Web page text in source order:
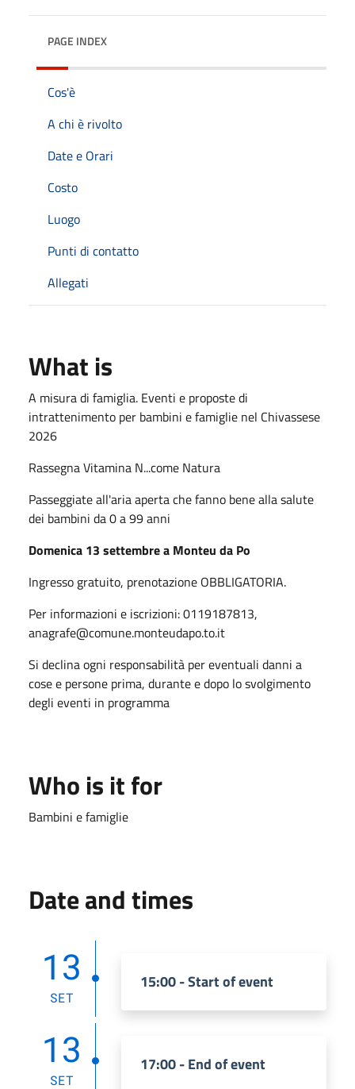
PAGE INDEX
Cos'è
A chi è rivolto
Date e Orari
Costo
Luogo
Punti di contatto
Allegati
What is
A misura di famiglia. Eventi e proposte di
intrattenimento per bambini e famiglie nel Chivassese
2026
Rassegna Vitamina N...come Natura
Passeggiate all'aria aperta che fanno bene alla salute
dei bambini da 0 a 99 anni
Domenica 13 settembre a Monteu da Po
Ingresso gratuito, prenotazione OBBLIGATORIA.
Per informazioni e iscrizioni: 0119187813,
anagrafe@comune.monteudapo.to.it
Si declina ogni responsabilità per eventuali danni a
cose e persone prima, durante e dopo lo svolgimento
degli eventi in programma
Who is it for
Bambini e famiglie
Date and times
13
SET
15:00 - Start of event
13
SET
17:00 - End of event